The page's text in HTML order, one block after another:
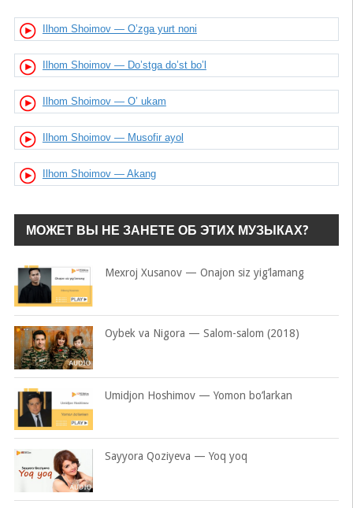
Ilhom Shoimov — O’zga yurt noni
Ilhom Shoimov — Do’stga do’st bo’l
Ilhom Shoimov — O’ ukam
Ilhom Shoimov — Musofir ayol
Ilhom Shoimov — Akang
МОЖЕТ ВЫ НЕ ЗАНЕТЕ ОБ ЭТИХ МУЗЫКАХ?
Mexroj Xusanov — Onajon siz yig’lamang
Oybek va Nigora — Salom-salom (2018)
Umidjon Hoshimov — Yomon bo’larkan
Sayyora Qoziyeva — Yoq yoq